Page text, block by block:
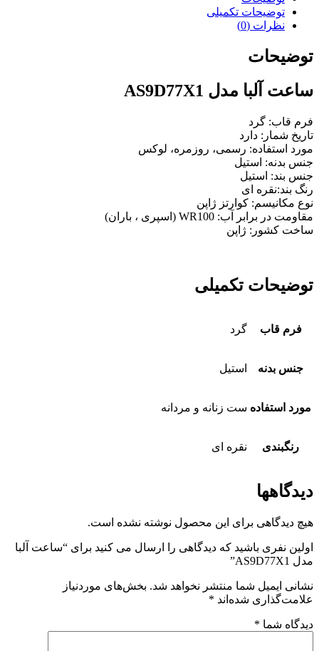
توضیحات تکمیلی
نظرات (0)
توضیحات
ساعت آلبا مدل AS9D77X1
فرم قاب: گرد
تاریخ شمار: دارد
مورد استفاده: رسمی، روزمره، لوکس
جنس بدنه: استیل
جنس بند: استیل
رنگ بند:نقره ای
نوع مکانیسم: کوارتز ژاپن
مقاومت در برابر آب: WR100 (اسپری ، باران)
ساخت کشور: ژاپن
توضیحات تکمیلی
فرم قاب گرد
جنس بدنه استیل
مورد استفاده ست زنانه و مردانه
رنگبندی نقره ای
دیدگاهها
هیچ دیدگاهی برای این محصول نوشته نشده است.
اولین نفری باشید که دیدگاهی را ارسال می کنید برای “ساعت آلبا
مدل AS9D77X1”
نشانی ایمیل شما منتشر نخواهد شد. بخش‌های موردنیاز
علامت‌گذاری شده‌اند *
دیدگاه شما *